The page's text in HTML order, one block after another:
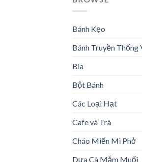
Bánh Kẹo
Bánh Truyền Thống
Bia
Bột Bánh
Các Loại Hạt
Cafe và Trà
Cháo Miến Mì Phở
Dưa Cà Mắm Muối